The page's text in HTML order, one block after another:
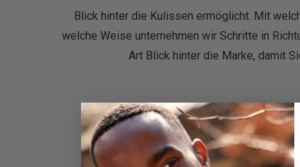
Blick hinter die Kulissen ermöglicht. Mit
welche Weise unternehmen wir Schritte in
Art Blick hinter die Marke, damit
Dress